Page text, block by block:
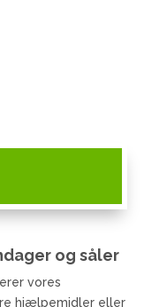
og såler
vores
hjælpemidler eller